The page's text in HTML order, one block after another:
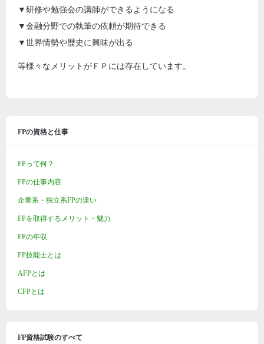
▼研修や勉強会の講師ができるようになる
▼金融分野での執筆の依頼が期待できる
▼世界情勢や歴史に興味が出る
等様々なメリットがＦＰには存在しています。
FPの資格と仕事
FPって何？
FPの仕事内容
企業系・独立系FPの違い
FPを取得するメリット・魅力
FPの年収
FP技能士とは
AFPとは
CFPとは
FP資格試験のすべて